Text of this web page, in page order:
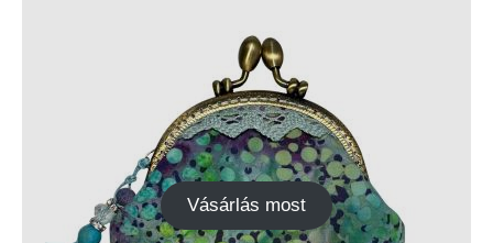
Vásárlás most